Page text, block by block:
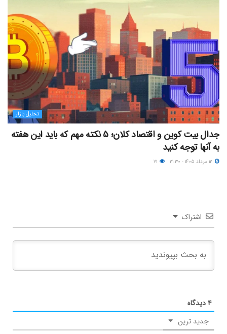
تحلیل بازار
جدال بیت کوین و اقتصاد کلان؛ ۵ نکته مهم که باید این هفته
به آنها توجه کنید
اشتراک
۴دیدگاه
جدید ترین